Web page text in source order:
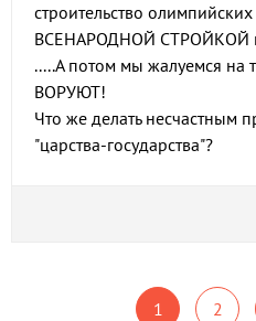
строительство
ВСЕНАРОДНОЙ СТРОЙКОЙ и
.....А потом мы жалуемся на
ВОРУЮТ!
Что же делать несчастным
"царства-государства"?
1 2